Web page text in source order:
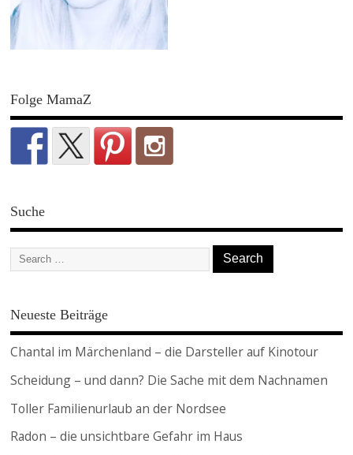
Folge MamaZ
Suche
Neueste Beiträge
Chantal im Märchenland – die Darsteller auf Kinotour
Scheidung – und dann? Die Sache mit dem Nachnamen
Toller Familienurlaub an der Nordsee
Radon – die unsichtbare Gefahr im Haus